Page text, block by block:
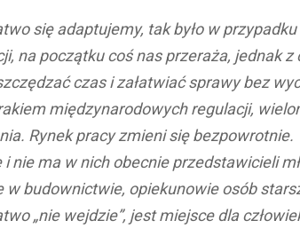
się adaptujemy, tak było w
na początku coś nas przeraża, jednak z
czas i załatwiać sprawy bez
międzynarodowych regulacji,
Rynek pracy zmieni się bezpowrotnie.
nie ma w nich obecnie przedstawicieli
budownictwie, opiekunowie osób
„nie wejdzie”, jest miejsce dla